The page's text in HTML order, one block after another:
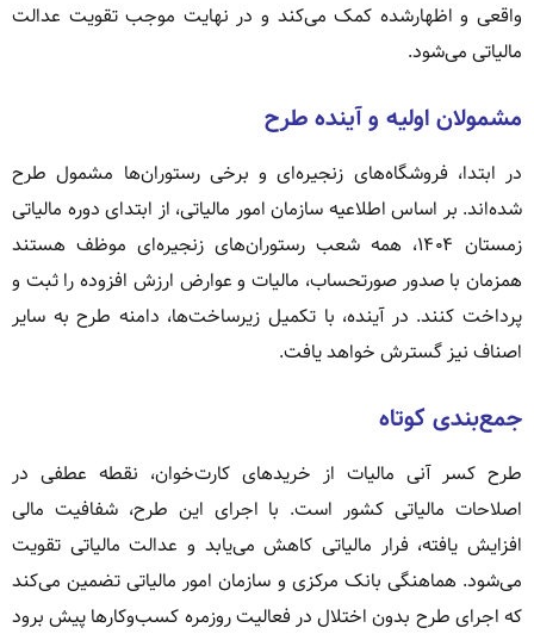
واقعی و اظهارشده کمک می‌کند و در نهایت موجب تقویت عدالت
مالیاتی می‌شود.
مشمولان اولیه و آینده طرح
در ابتدا، فروشگاه‌های زنجیره‌ای و برخی رستوران‌ها مشمول طرح
شده‌اند. بر اساس اطلاعیه سازمان امور مالیاتی، از ابتدای دوره مالیاتی
زمستان ۱۴۰۴، همه شعب رستوران‌های زنجیره‌ای موظف هستند
همزمان با صدور صورتحساب، مالیات و عوارض ارزش افزوده را ثبت و
پرداخت کنند. در آینده، با تکمیل زیرساخت‌ها، دامنه طرح به سایر
اصناف نیز گسترش خواهد یافت.
جمع‌بندی کوتاه
طرح کسر آنی مالیات از خریدهای کارت‌خوان، نقطه عطفی در
اصلاحات مالیاتی کشور است. با اجرای این طرح، شفافیت مالی
افزایش یافته، فرار مالیاتی کاهش می‌یابد و عدالت مالیاتی تقویت
می‌شود. هماهنگی بانک مرکزی و سازمان امور مالیاتی تضمین می‌کند
که اجرای طرح بدون اختلال در فعالیت روزمره کسب‌وکارها پیش برود